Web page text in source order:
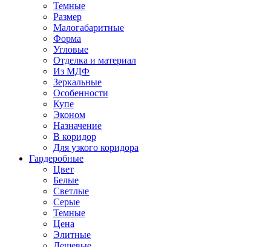
Темные
Размер
Малогабаритные
Форма
Угловые
Отделка и материал
Из МДФ
Зеркальные
Особенности
Купе
Эконом
Назначение
В коридор
Для узкого коридора
Гардеробные
Цвет
Белые
Светлые
Серые
Темные
Цена
Элитные